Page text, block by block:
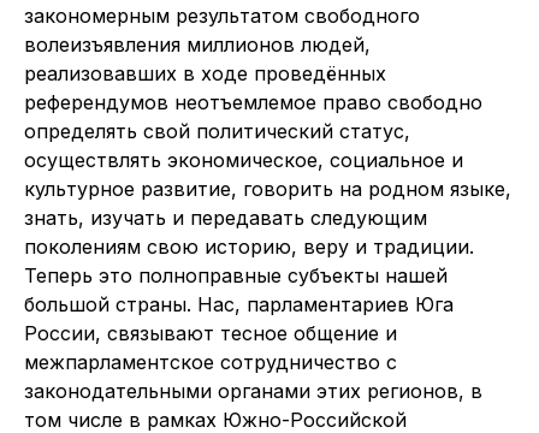
закономерным результатом свободного
волеизъявления миллионов людей,
реализовавших в ходе проведённых
референдумов неотъемлемое право свободно
определять свой политический статус,
осуществлять экономическое, социальное и
культурное развитие, говорить на родном языке,
знать, изучать и передавать следующим
поколениям свою историю, веру и традиции.
Теперь это полноправные субъекты нашей
большой страны. Нас, парламентариев Юга
России, связывают тесное общение и
межпарламентское сотрудничество с
законодательными органами этих регионов, в
том числе в рамках Южно-Российской